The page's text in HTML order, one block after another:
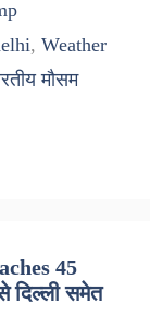
, Weather
मौसम
45
दिल्ली समेत